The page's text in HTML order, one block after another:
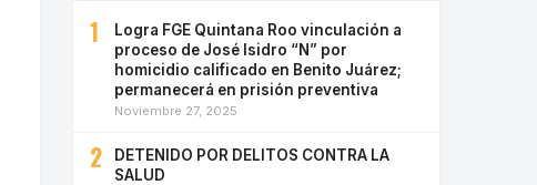
1
Logra FGE Quintana Roo vinculación a
proceso de José Isidro “N” por
homicidio calificado en Benito Juárez;
permanecerá en prisión preventiva
Noviembre 27, 2025
2
DETENIDO POR DELITOS CONTRA LA
SALUD